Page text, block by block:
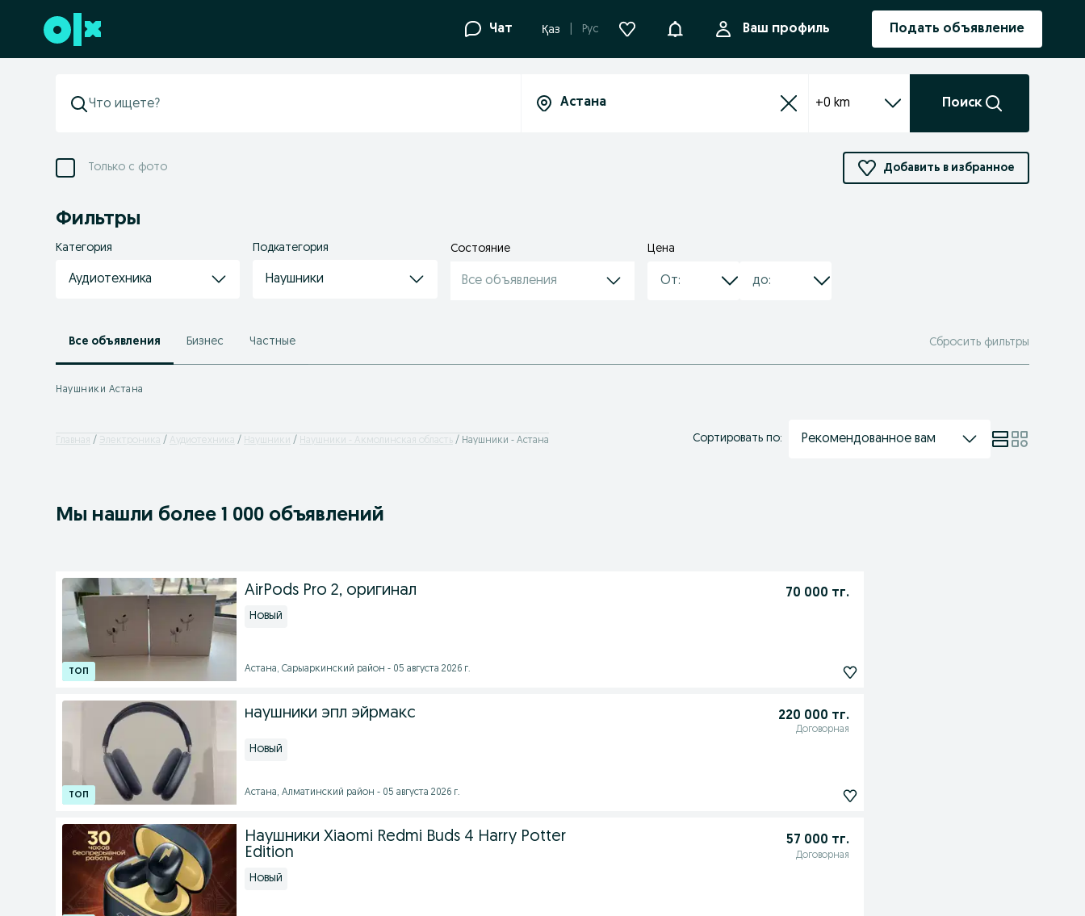
Перейти к нижнему колонтитулу Чат Қаз Рус УведомленияВаш профиль Подать объявление
+0 km Поиск
Только с фото Добавить в избранное
Фильтры
Категория
Аудиотехника
Подкатегория
Наушники
Состояние
Все объявления
Цена
Все объявления Бизнес Частные Сбросить фильтры
Наушники Астана
Главная Электроника Аудиотехника Наушники Наушники - Акмолинская область Наушники - Астана Сортировать по: Рекомендованное вам
Мы нашли более 1 000 объявлений
AirPods Pro 2, оригинал 70 000 тг.
Новый
Астана, Сарыаркинский район - 05 августа 2026 г.
наушники эпл эйрмакс 220 000 тг.
Договорная
Новый
Астана, Алматинский район - 05 августа 2026 г.
Наушники Xiaomi Redmi Buds 4 Harry Potter
Edition
57 000 тг.
Договорная
Новый